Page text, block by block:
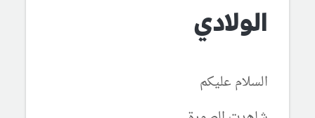
الولادي
السلام عليكم